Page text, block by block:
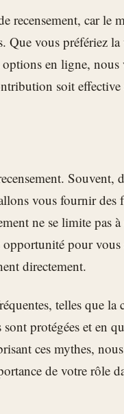
recensement, car le
Que vous préfériez la
en ligne,
soit effective
Souvent,
vous fournir des
ne se limite pas
opportunité pour
directement.
telles que la
protégées et en
ces mythes,
de votre rôle